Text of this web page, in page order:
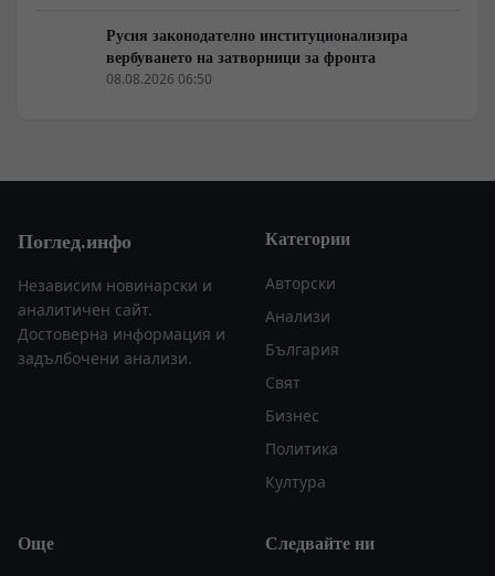
Русия законодателно институционализира
вербуването на затворници за фронта
08.08.2026 06:50
Поглед.инфо
Независим новинарски и
аналитичен сайт.
Достоверна информация и
задълбочени анализи.
Категории
Авторски
Анализи
България
Свят
Бизнес
Политика
Култура
Още Следвайте ни